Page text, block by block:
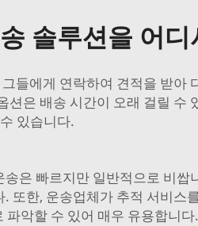
솔루션을 어
들에게 연락하여 견적을 받아
은 배송 시간이 오래 걸릴 수
수 있습니다.
은 빠르지만 일반적으로 비
한, 운송업체가 추적 서비스
파악할 수 있어 매우 유용합니다.